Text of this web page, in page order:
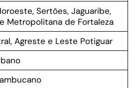
Sertões, Jaguaribe,
Metropolitana de Fortaleza
Agreste e Leste Potiguar